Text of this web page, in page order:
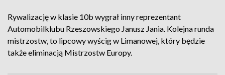
Rywalizację w klasie 10b wygrał inny reprezentant
Automobilklubu Rzeszowskiego Janusz Jania. Kolejna runda
mistrzostw, to lipcowy wyścig w Limanowej, który będzie
także eliminacją Mistrzostw Europy.